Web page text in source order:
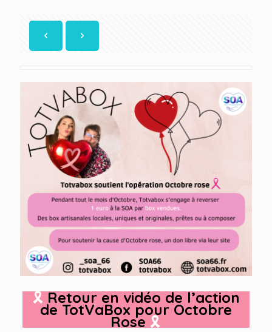
🎗 Retour en vidéo de l’action
de TotVaBox pour Octobre
Rose 🎗